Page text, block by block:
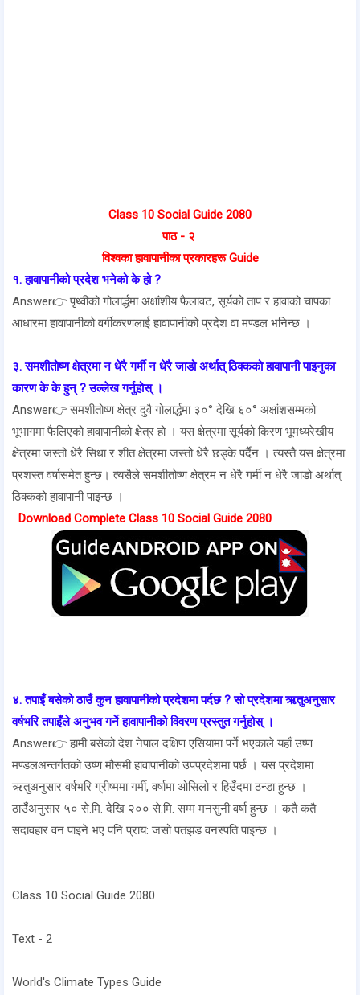
Class 10 Social Guide 2080
पाठ - २
विश्वका हावापानीका प्रकारहरू Guide
१. हावापानीको प्रदेश भनेको के हो ?
Answer👉 पृथ्वीको गोलार्द्धमा अक्षांशीय फैलावट, सूर्यको ताप र हावाको चापका
आधारमा हावापानीको वर्गीकरणलाई हावापानीको प्रदेश वा मण्डल भनिन्छ ।
३. समशीतोष्ण क्षेत्रमा न धेरै गर्मी न धेरै जाडो अर्थात् ठिक्कको हावापानी पाइनुका
कारण के के हुन् ? उल्लेख गर्नुहोस् ।
Answer👉 समशीतोष्ण क्षेत्र दुवै गोलार्द्धमा ३०° देखि ६०° अक्षांशसम्मको
भूभागमा फैलिएको हावापानीको क्षेत्र हो । यस क्षेत्रमा सूर्यको किरण भूमध्यरेखीय
क्षेत्रमा जस्तो धेरै सिधा र शीत क्षेत्रमा जस्तो धेरै छड्के पर्दैन । त्यस्तै यस क्षेत्रमा
प्रशस्त वर्षासमेत हुन्छ। त्यसैले समशीतोष्ण क्षेत्रम न धेरै गर्मी न धेरै जाडो अर्थात्
ठिक्कको हावापानी पाइन्छ ।
Download Complete Class 10 Social Guide 2080
४. तपाइँ बसेको ठाउँ कुन हावापानीको प्रदेशमा पर्दछ ? सो प्रदेशमा ऋतुअनुसार
वर्षभरि तपाइँले अनुभव गर्ने हावापानीको विवरण प्रस्तुत गर्नुहोस् ।
Answer👉 हामी बसेको देश नेपाल दक्षिण एसियामा पर्ने भएकाले यहाँ उष्ण
मण्डलअन्तर्गतको उष्ण मौसमी हावापानीको उपप्रदेशमा पर्छ । यस प्रदेशमा
ऋतुअनुसार वर्षभरि ग्रीष्ममा गर्मी, वर्षामा ओसिलो र हिउँदमा ठन्डा हुन्छ ।
ठाउँअनुसार ५० से.मि. देखि २०० से.मि. सम्म मनसुनी वर्षा हुन्छ । कतै कतै
सदावहार वन पाइने भए पनि प्राय: जसो पतझड वनस्पति पाइन्छ ।
Class 10 Social Guide 2080
Text - 2
World's Climate Types Guide